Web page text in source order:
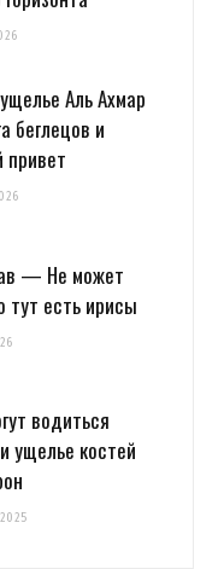
Аль Ахмар
беглецов и
привет
— Не может
тут есть ирисы
водиться
ущелье костей